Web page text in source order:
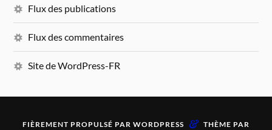
Flux des publications
Flux des commentaires
Site de WordPress-FR
FIÈREMENT PROPULSÉ PAR WORDPRESS & THÈME PAR